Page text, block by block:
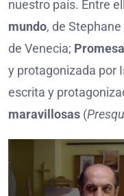
nuestro país. Entre
mundo, de
de Venecia;
y protagonizada por
escrita y
maravillosas (